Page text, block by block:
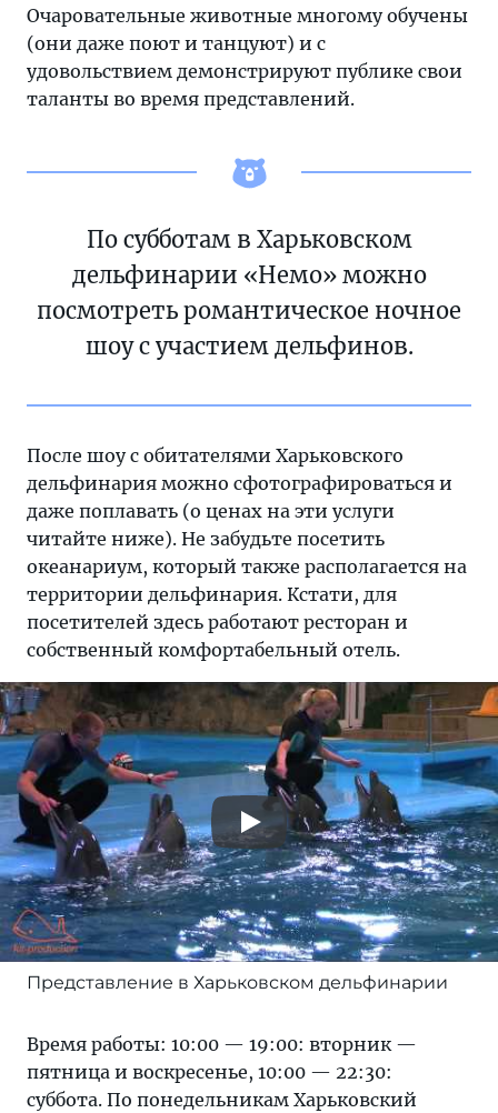
Очаровательные животные многому обучены
(они даже поют и танцуют) и с
удовольствием демонстрируют публике свои
таланты во время представлений.
По субботам в Харьковском
дельфинарии «Немо» можно
посмотреть романтическое ночное
шоу с участием дельфинов.
После шоу с обитателями Харьковского
дельфинария можно сфотографироваться и
даже поплавать (о ценах на эти услуги
читайте ниже). Не забудьте посетить
океанариум, который также располагается на
территории дельфинария. Кстати, для
посетителей здесь работают ресторан и
собственный комфортабельный отель.
Представление в Харьковском дельфинарии
Время работы: 10:00 — 19:00: вторник —
пятница и воскресенье, 10:00 — 22:30:
суббота. По понедельникам Харьковский